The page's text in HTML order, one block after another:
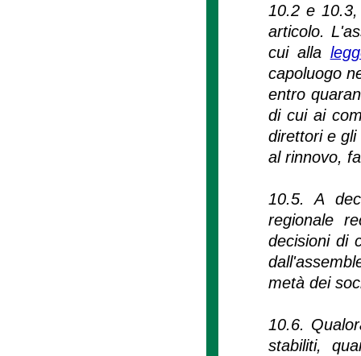
10.2 e
articolo.
cui alla
capoluogo
entro
di cui ai
direttori e gli
al rinnovo,
10.5. A
regionale
decisioni di
metà dei
10.6.
stabiliti,